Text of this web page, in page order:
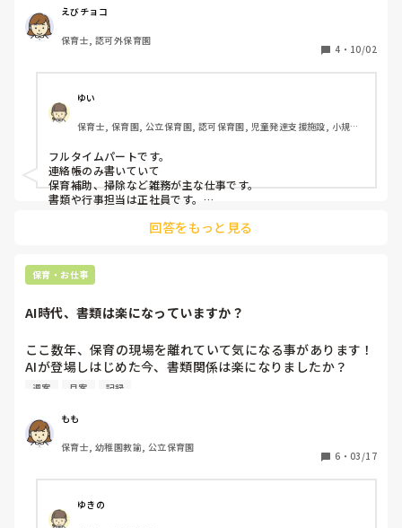
居たけどもちろんサービス残業。パートだからボーナスも何
も出ない。時給でしか貰えない。
これが『当たり前』なんですか？パートだからって
新規園の方が待遇がいいかなと思ってましたが、想像を遥か
に超えてクズ園でした。
こんな園で働くメリットはなんですか？精神面が鍛えられ
る。正職の仕事が出来るようになる。明らかに頭がおかし
い。
正職とパートの違いは固定勤務と土日休み。
仕事内容何も差がある事はありません。
私は園でやりたくないので家に持って帰ってやりますが、園
に何時間も残ってやってる正職がいますが、
いなく同じですけどね？
月案、週案、おたより、行事の係、連絡帳の記入、ブログ。
これがパートの仕事なんですか？
前の園が神園だっただけですか？戻りたいなー。
長文お付き合い下さりありがとうございます😭✨
私の園では現状、月案のみ、行事のみ、と、統一していない
為「統一した方が良いのでは？」という意見が出ており、パ
ートの先生それぞれの勤務日数や時間を考慮しながらも、な
他園での状況も参考にさせていただきたく、質問させていた
だきました。
どうぞよろしくお願いします！
えびチョコ
保育士, 認可外保育園
4 ・ 10/02
ゆい
保育士, 保育園, 公立保育園, 認可保育園, 児童発達支援施設, 小規模
フルタイムパートです。
連絡帳のみ書いていて
保育補助、掃除など雑務が主な仕事です。
書類や行事担当は正社員です。
給料がいくらか上がるようになったようですが
回答をもっと見る
保育・お仕事
AI時代、書類は楽になっていますか？
ここ数年、保育の現場を離れていて気になる事があります！
AIが登場しはじめた今、書類関係は楽になりましたか？
5年ほど前まで働いていた時には何時間もかけて年間計画、
うなことも増えたな。実際にはどうなんだろう？と気になり
ました🥺
週案 月案 記録
もも
保育士, 幼稚園教諭, 公立保育園
6 ・ 03/17
ゆきの